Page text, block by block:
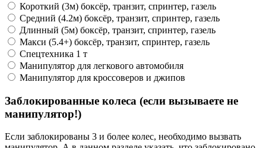
Короткий (3м) боксёр, транзит, спринтер, газель
Средний (4.2м) боксёр, транзит, спринтер, газель
Длинный (5м) боксёр, транзит, спринтер, газель
Макси (5.4+) боксёр, транзит, спринтер, газель
Спецтехника 1 т
Манипулятор для легкового автомобиля
Манипулятор для кроссоверов и джипов
Заблокированные колеса (если вызываете не
манипулятор!)
Если заблокированы 3 и более колес, необходимо вызвать